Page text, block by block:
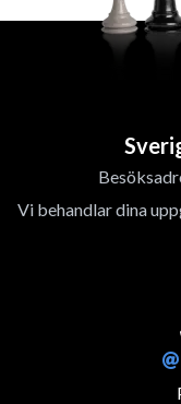
Vi behandlar dina